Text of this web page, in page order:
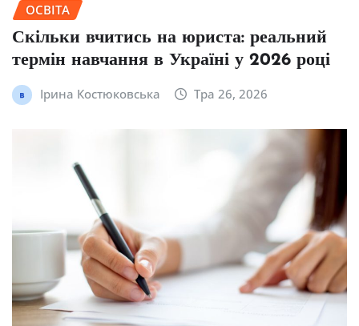
ОСВІТА
Скільки вчитись на юриста: реальний
термін навчання в Україні у 2026 році
Ірина Костюковська Тра 26, 2026